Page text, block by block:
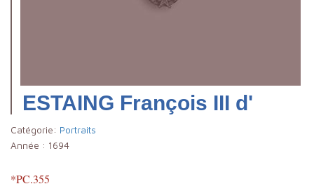
ESTAING François III d'
Catégorie: Portraits
Année : 1694
*PC.355